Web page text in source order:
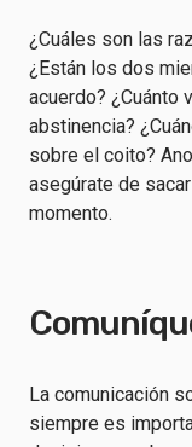
¿Cuáles son las
¿Están los dos
acuerdo? ¿Cuánto
abstinencia?
sobre el coito?
asegúrate de
momento.
La comunicación
siempre es